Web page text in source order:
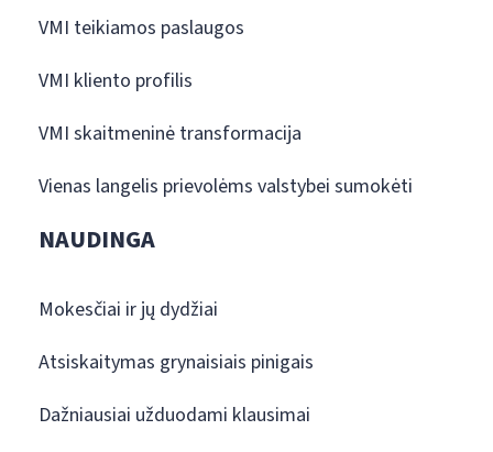
VMI teikiamos paslaugos
VMI kliento profilis
VMI skaitmeninė transformacija
Vienas langelis prievolėms valstybei sumokėti
NAUDINGA
Mokesčiai ir jų dydžiai
Atsiskaitymas grynaisiais pinigais
Dažniausiai užduodami klausimai